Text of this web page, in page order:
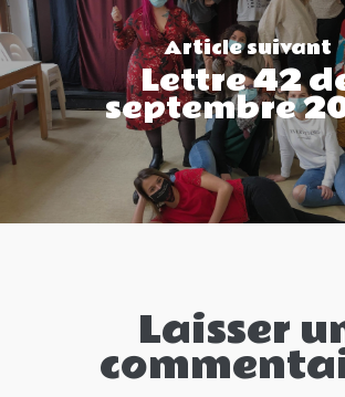
Article suivant
Lettre 42
septembre
Laisser